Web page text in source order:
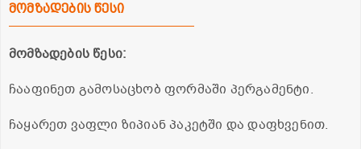
მომზადების წესი
მომზადების წესი:
ჩააფინეთ გამოსაცხობ ფორმაში პერგამენტი.
ჩაყარეთ ვაფლი ზიპიან პაკეტში და დაფხვენით.